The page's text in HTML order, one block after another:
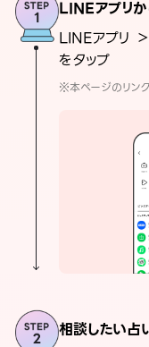
LINEアプリか
LINEアプリ
をタップ
※本ページのリン
相談したい占